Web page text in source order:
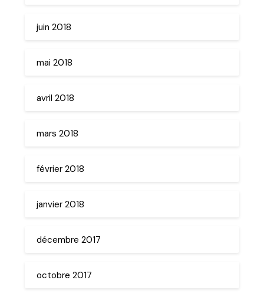
juin 2018
mai 2018
avril 2018
mars 2018
février 2018
janvier 2018
décembre 2017
octobre 2017